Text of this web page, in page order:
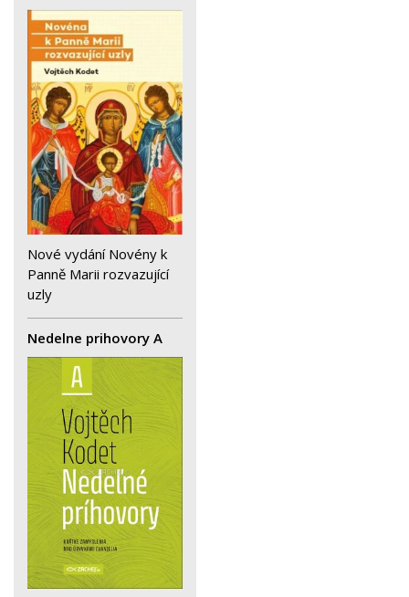
Nové vydání Novény k
Panně Marii rozvazující
uzly
Nedelne prihovory A